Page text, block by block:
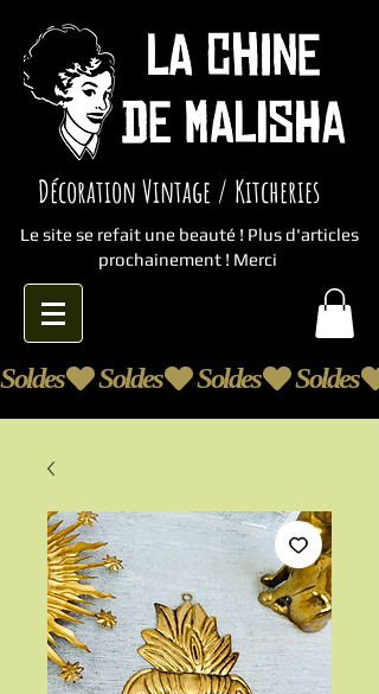
Décoration Vintage / Kitcheries
Le site se refait une beauté ! Plus d'articles
prochainement ! Merci
Soldes